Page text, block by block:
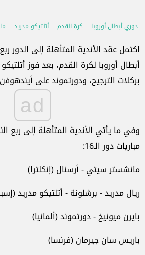
دوري أبطال أوروبا كرة القدم أتلتيكو مدريد
باريس سان جرمان
اكتمل عقد الأندية المتأهلة إلى الدور
بركلات الترجيح، ودورتموند على أيندهوفن 2-صفر.
ad
وفي ما يأتي الأندية المتأهلة إلى ربع
مباريات دور الـ16:
مانشستر سيتي - أرسنال (إنكلترا)
ريال مدريد - برشلونة - أتلتيكو مدريد
بايرن ميونيخ - دورتموند (ألمانيا)
باريس سان جيرمان (فرنسا)